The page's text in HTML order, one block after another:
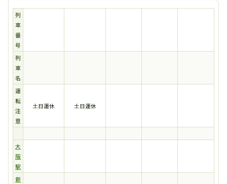
列
車
番
号
列
車
名
運
転
注
意
土日運休 土日運休
大
阪
駅
新